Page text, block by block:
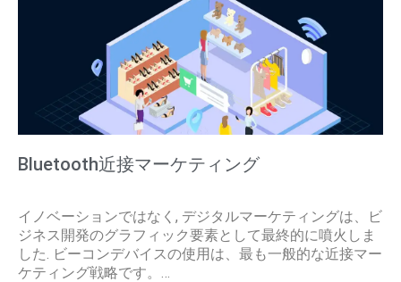
Bluetooth近接マーケティング
イノベーションではなく, デジタルマーケティングは、ビ
ジネス開発のグラフィック要素として最終的に噴火しま
した. ビーコンデバイスの使用は、最も一般的な近接マー
ケティング戦略です。…